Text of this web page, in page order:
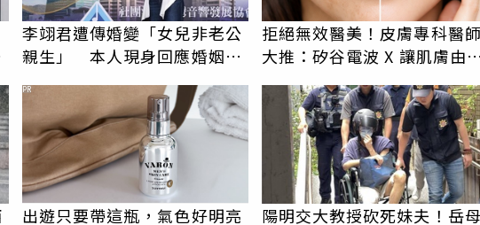
李翊君遭傳婚變「女兒非老公
親生」 本人現身回應婚姻現
拒絕無效醫美！皮膚專科醫
大推：矽谷電波 X 讓肌膚由
出遊只要帶這瓶，氣色好明亮
PR
陽明交大教授砍死妹夫！岳